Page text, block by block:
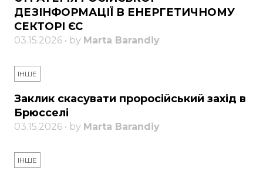
ДЕЗІНФОРМАЦІЇ В ЕНЕРГЕТИЧНОМУ
СЕКТОРІ ЄС
03.15.2026 • by Marta Barandiy
ІНШЕ
Заклик скасувати проросійський захід в
Брюсселі
03.15.2026 • by Marta Barandiy
ІНШЕ